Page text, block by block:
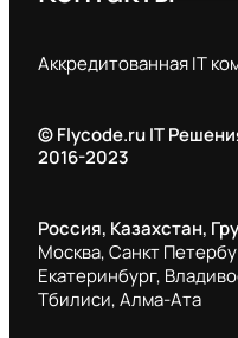
Аккредитованная IT
© Flycode.ru IT
2016-2023
Россия, Казахстан,
Москва, Санкт
Екатеринбург,
Тбилиси, Алма-Ата